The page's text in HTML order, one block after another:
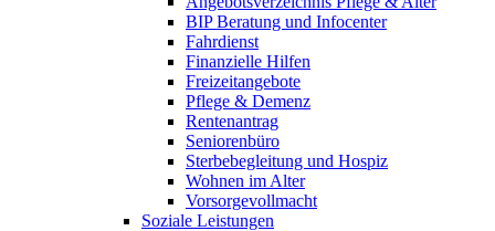
BIP Beratung und Infocenter
Fahrdienst
Finanzielle Hilfen
Freizeitangebote
Pflege & Demenz
Rentenantrag
Seniorenbüro
Sterbebegleitung und Hospiz
Wohnen im Alter
Vorsorgevollmacht
Soziale Leistungen